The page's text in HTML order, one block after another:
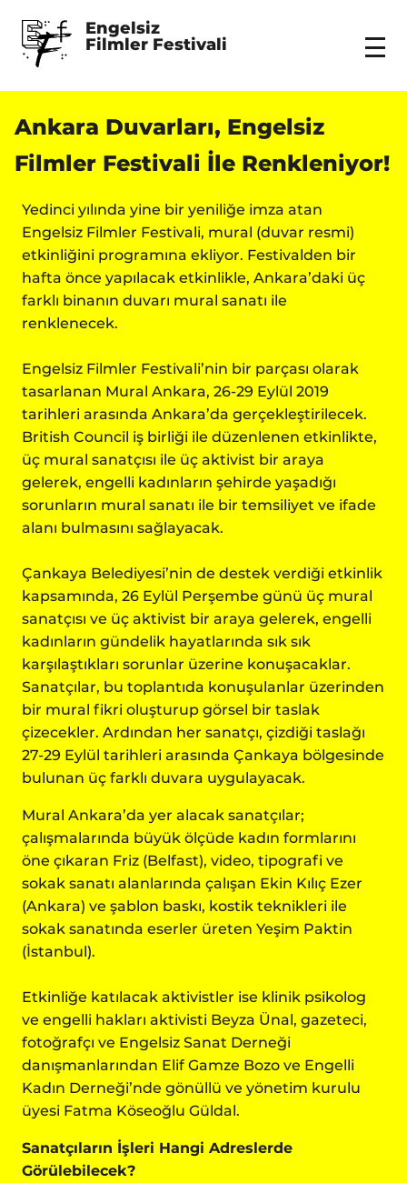
Engelsiz
Filmler Festivali
Menu
Ankara Duvarları, Engelsiz
Filmler Festivali İle Renkleniyor!
Yedinci yılında yine bir yeniliğe imza atan
Engelsiz Filmler Festivali, mural (duvar resmi)
etkinliğini programına ekliyor. Festivalden bir
hafta önce yapılacak etkinlikle, Ankara’daki üç
farklı binanın duvarı mural sanatı ile
renklenecek.
Engelsiz Filmler Festivali’nin bir parçası olarak
tasarlanan Mural Ankara, 26-29 Eylül 2019
tarihleri arasında Ankara’da gerçekleştirilecek.
British Council iş birliği ile düzenlenen etkinlikte,
üç mural sanatçısı ile üç aktivist bir araya
gelerek, engelli kadınların şehirde yaşadığı
sorunların mural sanatı ile bir temsiliyet ve ifade
alanı bulmasını sağlayacak.
Çankaya Belediyesi’nin de destek verdiği etkinlik
kapsamında, 26 Eylül Perşembe günü üç mural
sanatçısı ve üç aktivist bir araya gelerek, engelli
kadınların gündelik hayatlarında sık sık
karşılaştıkları sorunlar üzerine konuşacaklar.
Sanatçılar, bu toplantıda konuşulanlar üzerinden
bir mural fikri oluşturup görsel bir taslak
çizecekler. Ardından her sanatçı, çizdiği taslağı
27-29 Eylül tarihleri arasında Çankaya bölgesinde
bulunan üç farklı duvara uygulayacak.
Mural Ankara’da yer alacak sanatçılar;
çalışmalarında büyük ölçüde kadın formlarını
öne çıkaran Friz (Belfast), video, tipografi ve
sokak sanatı alanlarında çalışan Ekin Kılıç Ezer
(Ankara) ve şablon baskı, kostik teknikleri ile
sokak sanatında eserler üreten Yeşim Paktin
(İstanbul).
Etkinliğe katılacak aktivistler ise klinik psikolog
ve engelli hakları aktivisti Beyza Ünal, gazeteci,
fotoğrafçı ve Engelsiz Sanat Derneği
danışmanlarından Elif Gamze Bozo ve Engelli
Kadın Derneği’nde gönüllü ve yönetim kurulu
üyesi Fatma Köseoğlu Güldal.
Sanatçıların İşleri Hangi Adreslerde
Görülebilecek?